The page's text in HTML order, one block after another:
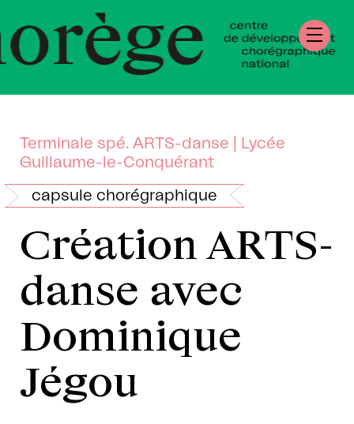
de
Terminale spé. ARTS-danse | Lycée
Guillaume-le-Conquérant
capsule chorégraphique
Création ARTS-
danse avec
Dominique
Jégou